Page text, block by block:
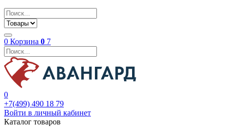
0 Корзина 0 7
0
+7(499) 490 18 79
Войти в личный кабинет
Каталог товаров